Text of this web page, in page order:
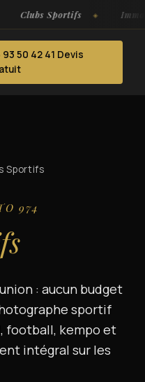
Sportifs Immobilier ·
93 50 42 41 Devis
Sportifs
974
: aucun budget
sportif
football, kempo et
intégral sur les